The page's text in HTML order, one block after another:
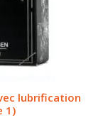
lubrification
1)